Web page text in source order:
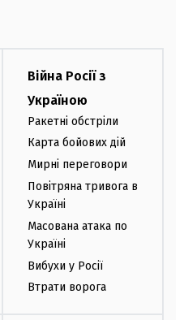
Війна Росії з
Україною
Ракетні обстріли
Карта бойових дій
Мирні переговори
Повітряна тривога в
Україні
Масована атака по
Україні
Вибухи у Росії
Втрати ворога